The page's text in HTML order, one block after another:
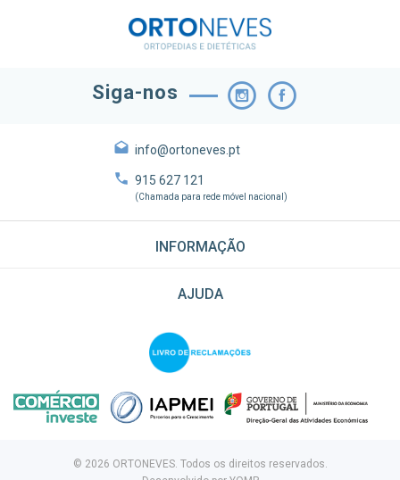
Siga-nos
info@ortoneves.pt
915 627 121
(Chamada para rede móvel nacional)
INFORMAÇÃO
AJUDA
© 2026 ORTONEVES. Todos os direitos reservados.